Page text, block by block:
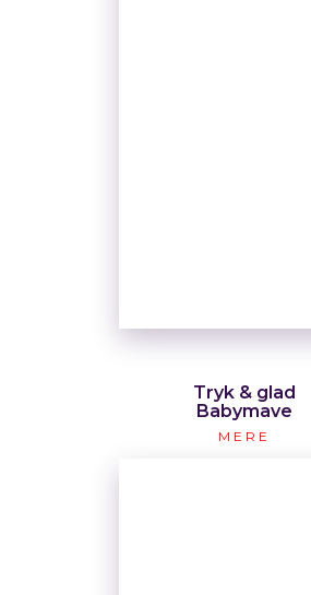
Tryk & glad
Babymave
MERE